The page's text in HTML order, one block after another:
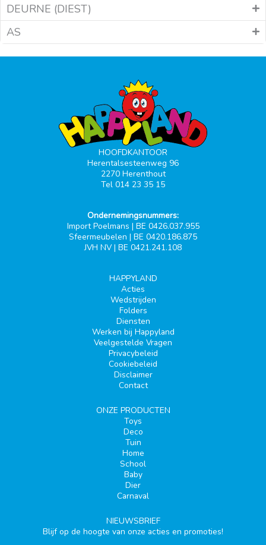
DEURNE (DIEST)
AS
HOOFDKANTOOR
Herentalsesteenweg 96
2270 Herenthout
Tel 014 23 35 15
Ondernemingsnummers:
Import Poelmans | BE 0426.037.955
Sfeermeubelen | BE 0420.186.875
JVH NV | BE 0421.241.108
HAPPYLAND
Acties
Wedstrijden
Folders
Diensten
Werken bij Happyland
Veelgestelde Vragen
Privacybeleid
Cookiebeleid
Disclaimer
Contact
ONZE PRODUCTEN
Toys
Deco
Tuin
Home
School
Baby
Dier
Carnaval
NIEUWSBRIEF
Blijf op de hoogte van onze acties en promoties!